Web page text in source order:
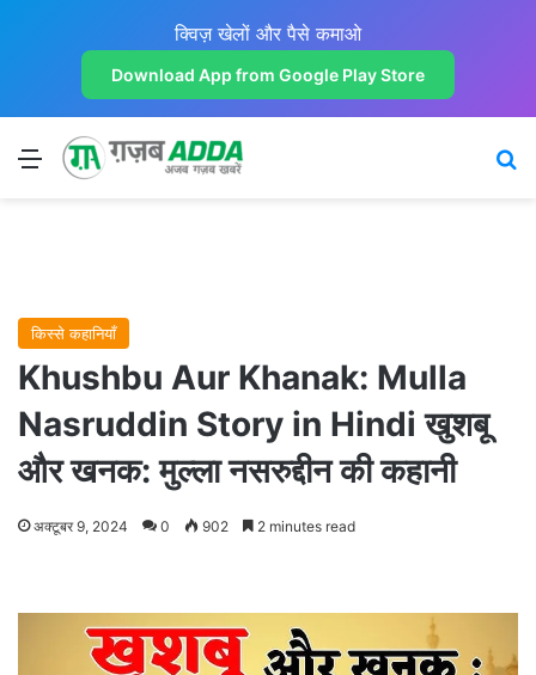
क्विज़ खेलों और पैसे कमाओ
Download App from Google Play Store
Menu
किस्से कहानियाँ
Khushbu Aur Khanak: Mulla
Nasruddin Story in Hindi खुशबू
और खनक: मुल्ला नसरुद्दीन की कहानी
अक्टूबर 9, 2024 0 902 2 minutes read